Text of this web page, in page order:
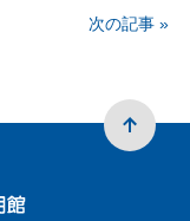
次の記事 »